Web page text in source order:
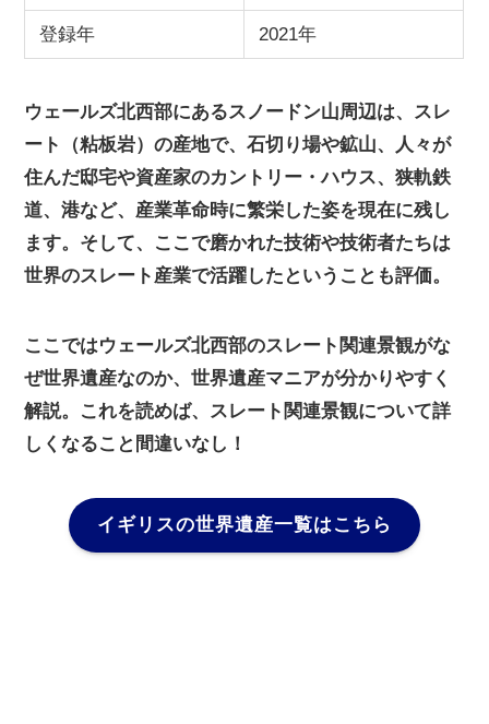
登録年 2021年
ウェールズ北西部にあるスノードン山周辺は、スレ
ート（粘板岩）の産地で、石切り場や鉱山、人々が
住んだ邸宅や資産家のカントリー・ハウス、狭軌鉄
道、港など、産業革命時に繁栄した姿を現在に残し
ます。そして、ここで磨かれた技術や技術者たちは
世界のスレート産業で活躍したということも評価。
ここではウェールズ北西部のスレート関連景観がな
ぜ世界遺産なのか、世界遺産マニアが分かりやすく
解説。これを読めば、スレート関連景観について詳
しくなること間違いなし！
イギリスの世界遺産一覧はこちら